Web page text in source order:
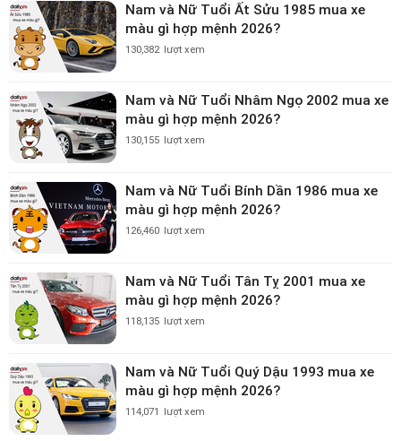
Nam và Nữ Tuổi Ất Sửu 1985 mua xe
màu gì hợp mệnh 2026?
130,382 lượt xem
Nam và Nữ Tuổi Nhâm Ngọ 2002 mua xe
màu gì hợp mệnh 2026?
130,155 lượt xem
Nam và Nữ Tuổi Bính Dần 1986 mua xe
màu gì hợp mệnh 2026?
126,460 lượt xem
Nam và Nữ Tuổi Tân Tỵ 2001 mua xe
màu gì hợp mệnh 2026?
118,135 lượt xem
Nam và Nữ Tuổi Quý Dậu 1993 mua xe
màu gì hợp mệnh 2026?
114,071 lượt xem